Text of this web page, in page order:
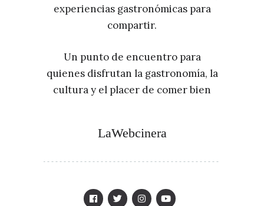
experiencias gastronómicas para
compartir.
Un punto de encuentro para
quienes disfrutan la gastronomía, la
cultura y el placer de comer bien
LaWebcinera